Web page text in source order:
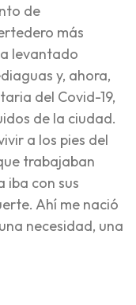
de
más
levantado
y, ahora,
del Covid-19,
de la ciudad.
a los pies del
trabajaban
iba con sus
Ahí me nació
necesidad, una